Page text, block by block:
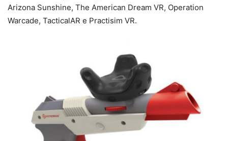
Arizona Sunshine, The American Dream VR, Operation
Warcade, TacticalAR e Practisim VR.